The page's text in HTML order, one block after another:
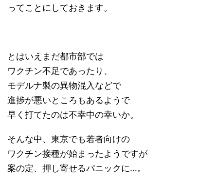
ってことにしておきます。
とはいえまだ都市部では
ワクチン不足であったり、
モデルナ製の異物混入などで
進捗が悪いところもあるようで
早く打てたのは不幸中の幸いか。
そんな中、東京でも若者向けの
ワクチン接種が始まったようですが
案の定、押し寄せるパニックに…。